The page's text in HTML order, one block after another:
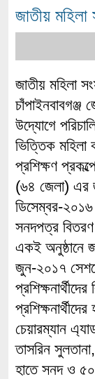
জাতীয়
জাতীয় মহিলা
চাঁপাইনবাবগঞ্জ
উদ্যোগে
ভিত্তিক মহিলা
প্রশিক্ষণ
(৬৪ জেলা) এর
ডিসেম্বর-
সনদপত্র
একই অনুষ্ঠানে
জুন-২০১৭
চেয়ারম্যান
তাসরিন
হাতে সনদ ও ৫০